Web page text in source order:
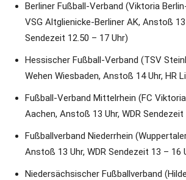
Berliner Fußball-Verband (Viktoria
VSG Altglienicke-Berliner AK, Anstoß 13
Sendezeit 12.50 – 17 Uhr)
Hessischer Fußball-Verband (TSV
Wehen Wiesbaden, Anstoß 14 Uhr, HR
Fußball-Verband Mittelrhein (FC
Aachen, Anstoß 13 Uhr, WDR Sendezeit
Fußballverband Niederrhein
Anstoß 13 Uhr, WDR Sendezeit 13 – 16
Niedersächsischer Fußballverband